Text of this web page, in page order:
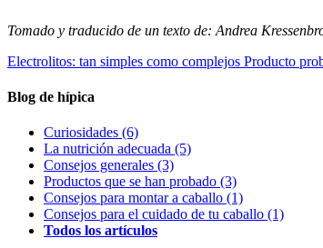
Tomado y traducido de un texto de: Andrea
Electrolitos: tan simples como complejos Producto
Blog de hípica
Curiosidades (6)
La nutrición adecuada (5)
Consejos generales (3)
Productos que se han probado (3)
Consejos para montar a caballo (1)
Consejos para el cuidado de tu caballo (1)
Todos los artículos